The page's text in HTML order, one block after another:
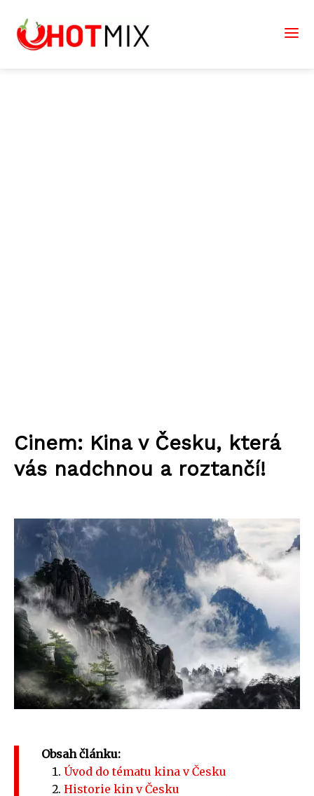
Cinem: Kina v Česku, která
vás nadchnou a roztančí!
Obsah článku:
Úvod do tématu kina v Česku
Historie kin v Česku